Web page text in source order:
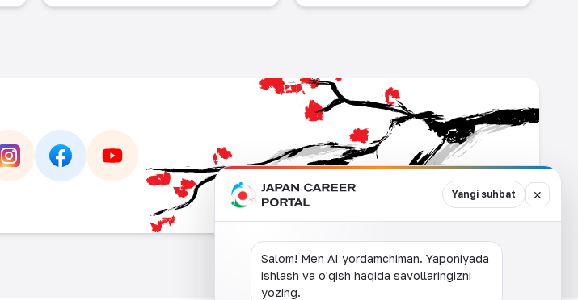
t.me/JAPAN_CAREER_PORTAL
https://www.instagram.com/japan_career_portal/
Link - https://www.facebook.com/people/JAPAN-Career-Portal/61559298473178/
https://www.youtube.com/channel/UC6Ir7IOx7PpO83LthvphPVA
Yangi suhbat ✕
Salom! Men AI yordamchiman. Yaponiyada
ishlash va o'qish haqida savollaringizni
yozing.